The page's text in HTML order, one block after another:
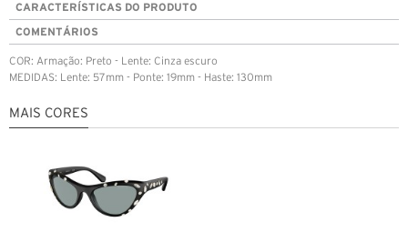
CARACTERÍSTICAS DO PRODUTO
COMENTÁRIOS
COR: Armação: Preto - Lente: Cinza escuro
MEDIDAS: Lente: 57mm - Ponte: 19mm - Haste: 130mm
MAIS CORES